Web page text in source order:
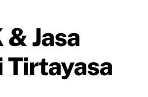
Jasa
Tirtayasa